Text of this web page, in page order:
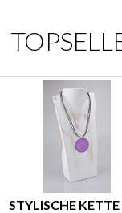
STYLISCHE